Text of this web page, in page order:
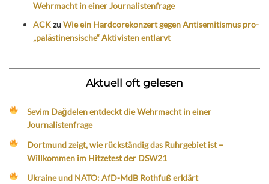
Wehrmacht in einer Journalistenfrage
ACKzuWie ein Hardcorekonzert gegen Antisemitismus pro-
„palästinensische“ Aktivisten entlarvt
Aktuell oft gelesen
Sevim Dağdelen entdeckt die Wehrmacht in einer
Journalistenfrage
Dortmund zeigt, wie rückständig das Ruhrgebiet ist –
Willkommen im Hitzetest der DSW21
Ukraine und NATO: AfD-MdB Rothfuß erklärt